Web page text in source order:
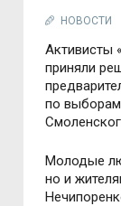
НОВОСТИ
Активисты
приняли
по
Молодые
но и